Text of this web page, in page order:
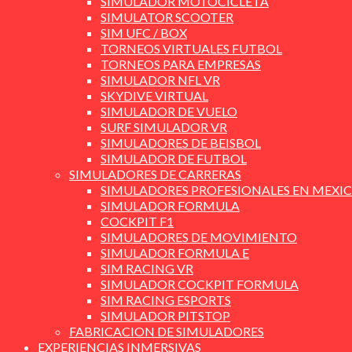
SIMULATOR SCOOTER
SIM UFC / BOX
TORNEOS VIRTUALES FUTBOL
TORNEOS PARA EMPRESAS
SIMULADOR NFL VR
SKYDIVE VIRTUAL
SIMULADOR DE VUELO
SURF SIMULADOR VR
SIMULADORES DE BEISBOL
SIMULADOR DE FUTBOL
SIMULADORES DE CARRERAS
SIMULADORES PROFESIONALES EN
SIMULADOR FORMULA
COCKPIT F1
SIMULADORES DE MOVIMIENTO
SIMULADOR FORMULA E
SIM RACING VR
SIMULADOR COCKPIT FORMULA
SIM RACING ESPORTS
SIMULADOR PITSTOP
FABRICACION DE SIMULADORES
EXPERIENCIAS INMERSIVAS